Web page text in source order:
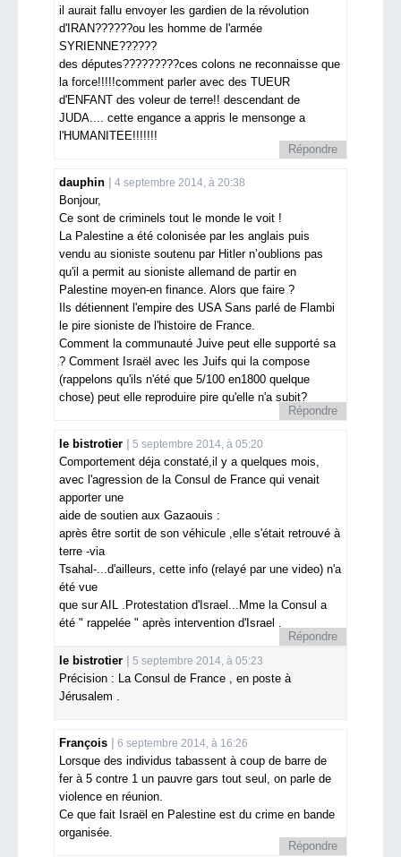
il aurait fallu envoyer les gardien de la révolution
d'IRAN??????ou les homme de l'armée
SYRIENNE??????
des députes?????????ces colons ne reconnaisse que
la force!!!!!comment parler avec des TUEUR
d'ENFANT des voleur de terre!! descendant de
JUDA.... cette engance a appris le mensonge a
l'HUMANITEE!!!!!!!
Répondre
dauphin 4 septembre 2014, à 20:38
Bonjour,
Ce sont de criminels tout le monde le voit !
La Palestine a été colonisée par les anglais puis
vendu au sioniste soutenu par Hitler n’oublions pas
qu'il a permit au sioniste allemand de partir en
Palestine moyen-en finance. Alors que faire ?
Ils détiennent l'empire des USA Sans parlé de Flambi
le pire sioniste de l'histoire de France.
Comment la communauté Juive peut elle supporté sa
? Comment Israël avec les Juifs qui la compose
(rappelons qu'ils n'été que 5/100 en1800 quelque
chose) peut elle reproduire pire qu'elle n'a subit?
Répondre
le bistrotier 5 septembre 2014, à 05:20
Comportement déja constaté,il y a quelques mois,
avec l'agression de la Consul de France qui venait
apporter une
aide de soutien aux Gazaouis :
après être sortit de son véhicule ,elle s'était retrouvé à
terre -via
Tsahal-...d'ailleurs, cette info (relayé par une video) n'a
été vue
que sur AIL .Protestation d'Israel...Mme la Consul a
été " rappelée " après intervention d'Israel .
Répondre
le bistrotier
5 septembre 2014, à 05:23
Précision : La Consul de France , en poste à
Jérusalem .
François 6 septembre 2014, à 16:26
Lorsque des individus tabassent à coup de barre de
fer à 5 contre 1 un pauvre gars tout seul, on parle de
violence en réunion.
Ce que fait Israël en Palestine est du crime en bande
organisée.
Répondre